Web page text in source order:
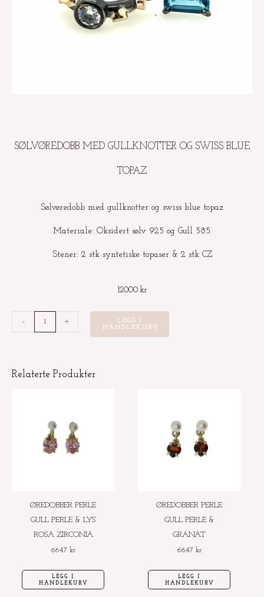
SØLVØREDOBB MED GULLKNOTTER OG SWISS BLUE
TOPAZ
Sølvøredobb med gullknotter og swiss blue topaz
Materiale: Oksidert sølv 925 og Gull 585.
Stener: 2 stk syntetiske topaser & 2 stk CZ
12000 kr
-
Sølvøredobb
med
swiss
+
LEGG I
HANDLEKURV
Relaterte Produkter
ØREDOBBER PERLE
GULL PERLE & LYS
ROSA ZIRCONIA
6647 kr
LEGG I
HANDLEKURV
ØREDOBBER PERLE
GULL PERLE &
GRANAT
6647 kr
LEGG I
HANDLEKURV